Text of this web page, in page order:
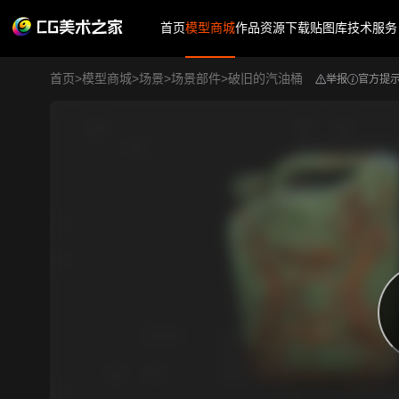
首页模型商城作品资源下载贴图库技术服务
首页>模型商城>场景>场景部件>破旧的汽油桶 举报 官方提